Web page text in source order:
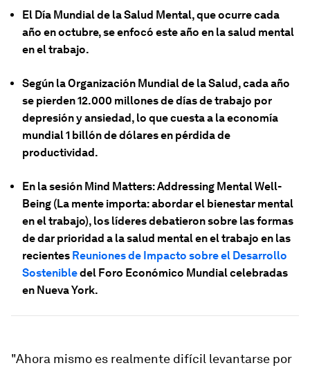
El Día Mundial de la Salud Mental, que ocurre cada
año en octubre, se enfocó este año en la salud mental
en el trabajo.
Según la Organización Mundial de la Salud, cada año
se pierden 12.000 millones de días de trabajo por
depresión y ansiedad, lo que cuesta a la economía
mundial 1 billón de dólares en pérdida de
productividad.
En la sesión Mind Matters: Addressing Mental Well-
Being (La mente importa: abordar el bienestar mental
en el trabajo), los líderes debatieron sobre las formas
de dar prioridad a la salud mental en el trabajo en las
recientes Reuniones de Impacto sobre el Desarrollo
Sostenibledel Foro Económico Mundial celebradas
en Nueva York.
"Ahora mismo es realmente difícil levantarse por